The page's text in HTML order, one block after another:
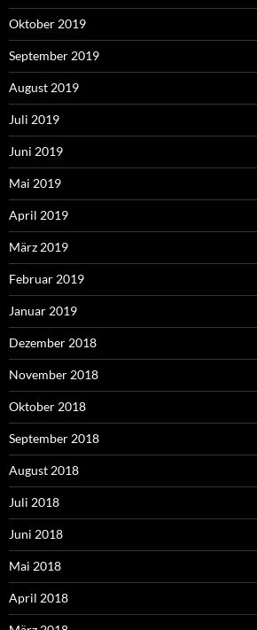
Oktober 2019
September 2019
August 2019
Juli 2019
Juni 2019
Mai 2019
April 2019
März 2019
Februar 2019
Januar 2019
Dezember 2018
November 2018
Oktober 2018
September 2018
August 2018
Juli 2018
Juni 2018
Mai 2018
April 2018